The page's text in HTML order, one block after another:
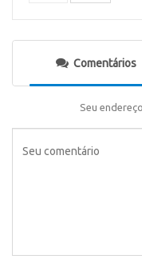
Comentários
Seu